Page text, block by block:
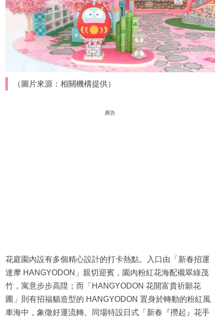
（圖片來源：相關機構提供）
廣告
花庭園內設有多個精心設計的打卡熱點。入口由「新春招運
達摩 HANGYODON」親切迎賓，園內粉紅花海配襯翠綠茂
竹，寓意步步高陞；而「HANGYODON 花開富貴祈願花
圃」則有招福貓造型的 HANGYODON 置身於轉動的粉紅風
車海中，象徵好運流轉。同場特設日式「新春『撈起』花手